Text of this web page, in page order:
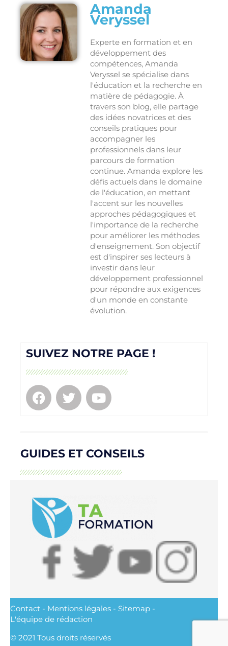
Amanda
Veryssel
Experte en formation et en
développement des
compétences, Amanda
Veryssel se spécialise dans
l'éducation et la recherche en
matière de pédagogie. À
travers son blog, elle partage
des idées novatrices et des
conseils pratiques pour
accompagner les
professionnels dans leur
parcours de formation
continue. Amanda explore les
défis actuels dans le domaine
de l'éducation, en mettant
l'accent sur les nouvelles
approches pédagogiques et
l'importance de la recherche
pour améliorer les méthodes
d'enseignement. Son objectif
est d'inspirer ses lecteurs à
investir dans leur
développement professionnel
pour répondre aux exigences
d'un monde en constante
évolution.
SUIVEZ NOTRE PAGE !
GUIDES ET CONSEILS
Contact - Mentions légales - Sitemap -
L'équipe de rédaction
© 2021 Tous droits réservés